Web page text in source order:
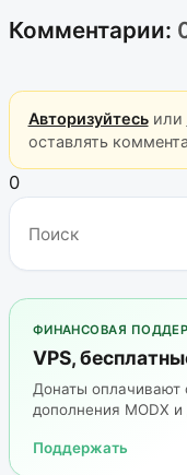
Комментарии:
Авторизуйтесьили
оставлять
0
ФИНАНСОВАЯ
VPS,
Донаты оплачивают
дополнения MODX
Поддержать